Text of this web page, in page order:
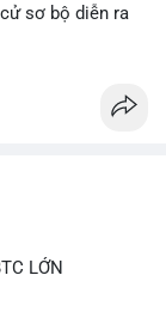
sơ bộ diễn ra
LỚN